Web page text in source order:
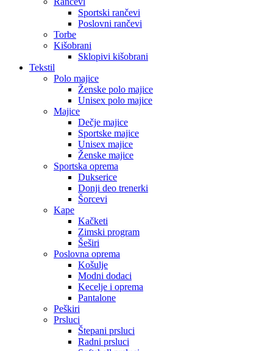
Sportski rančevi
Poslovni rančevi
Torbe
Kišobrani
Sklopivi kišobrani
Tekstil
Polo majice
Ženske polo majice
Unisex polo majice
Majice
Dečje majice
Sportske majice
Unisex majice
Ženske majice
Sportska oprema
Dukserice
Donji deo trenerki
Šorcevi
Kape
Kačketi
Zimski program
Šeširi
Poslovna oprema
Košulje
Modni dodaci
Kecelje i oprema
Pantalone
Peškiri
Prsluci
Štepani prsluci
Radni prsluci